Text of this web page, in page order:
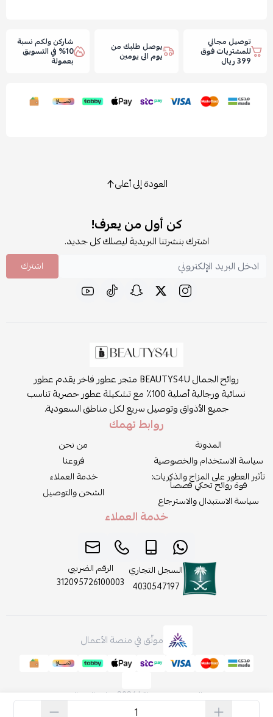
توصيل مجاني
للمشتريات فوق
399 ريال
يوصل طلبك من
يوم الى يومين
شاركن ولكم نسبة
10% في التسويق
بعمولة
العودة إلى أعلى
كن أول من يعرف!
اشترك بنشرتنا البريدية ليصلك كل جديد.
اشترك
روائح الجمال BEAUTYS4U متجر عطور فاخر يقدم عطور
نسائية ورجالية أصلية 100٪ مع تشكيلة عطور حصرية تناسب
جميع الأذواق وتوصيل سريع لكل مناطق السعودية.
روابط تهمك
المدونة
سياسة الاستخدام والخصوصية
تأثير العطور على المزاج والذكريات:
قوة روائح تحكي قصصاً
سياسة الاستبدال والاسترجاع
من نحن
فروعنا
خدمة العملاء
الشحن والتوصيل
خدمة العملاء
السجل التجاري
4030547197
الرقم الضريبي
312095726100003
موثّق في منصة الأعمال
الحقوق محفوظة | 2026 روائح الجمال